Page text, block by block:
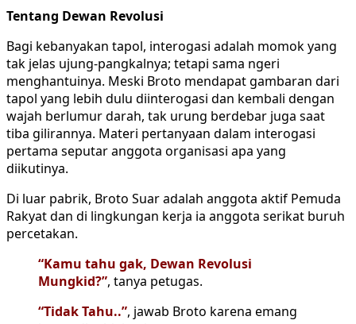
Tentang Dewan Revolusi
Bagi kebanyakan tapol, interogasi adalah momok yang
tak jelas ujung-pangkalnya; tetapi sama ngeri
menghantuinya. Meski Broto mendapat gambaran dari
tapol yang lebih dulu diinterogasi dan kembali dengan
wajah berlumur darah, tak urung berdebar juga saat
tiba gilirannya. Materi pertanyaan dalam interogasi
pertama seputar anggota organisasi apa yang
diikutinya.
Di luar pabrik, Broto Suar adalah anggota aktif Pemuda
Rakyat dan di lingkungan kerja ia anggota serikat buruh
percetakan.
“Kamu tahu gak, Dewan Revolusi
Mungkid?”, tanya petugas.
“Tidak Tahu..”, jawab Broto karena emang